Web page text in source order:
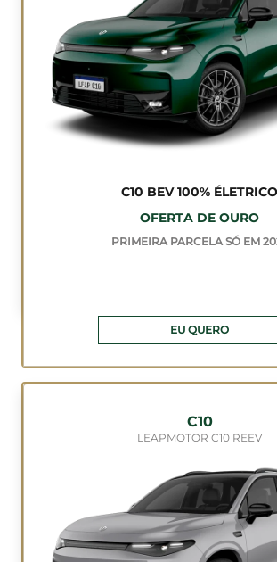
C10 BEV 100% ÉLETRICO
OFERTA DE OURO
PRIMEIRA PARCELA SÓ EM
EU QUERO
C10
LEAPMOTOR C10 REEV